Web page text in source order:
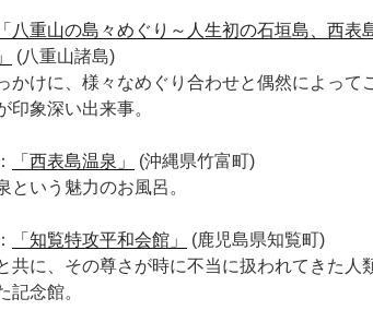
「八重山の島々めぐり～人生初の石垣島、西表
(八重山諸島)
かけに、様々なめぐり合わせと偶然によって
印象深い出来事。
「西表島温泉」
(沖縄県竹富町)
いう魅力のお風呂。
「知覧特攻平和会館」
(鹿児島県知覧町)
共に、その尊さが時に不当に扱われてきた人
記念館。